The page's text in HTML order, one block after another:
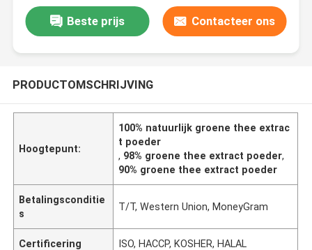
Beste prijs Contacteer ons
PRODUCTOMSCHRIJVING
Hoogtepunt:
100% natuurlijk groene thee extrac
t poeder
, 98% groene thee extract poeder,
90% groene thee extract poeder
Betalingsconditie
s
T/T, Western Union, MoneyGram
Certificering ISO, HACCP, KOSHER, HALAL